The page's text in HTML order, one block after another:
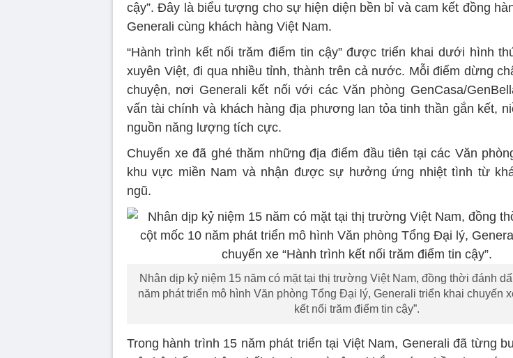
cậy”. Đây là biểu tượng cho sự hiện diện bền bỉ và cam kết đồng
Generali cùng khách hàng Việt Nam.
“Hành trình kết nối trăm điểm tin cậy” được triển khai dưới hình
xuyên Việt, đi qua nhiều tỉnh, thành trên cả nước. Mỗi điểm dừng
chuyện, nơi Generali kết nối với các Văn phòng GenCasa/
vấn tài chính và khách hàng địa phương lan tỏa tinh thần gắn kết,
nguồn năng lượng tích cực.
Chuyến xe đã ghé thăm những địa điểm đầu tiên tại các Văn
khu vực miền Nam và nhận được sự hưởng ứng nhiệt tình từ
ngũ.
Nhân dịp kỷ niệm 15 năm có mặt tại thị trường Việt Nam, đồng thời đánh
năm phát triển mô hình Văn phòng Tổng Đại lý, Generali triển khai chuyến
kết nối trăm điểm tin cậy”.
Trong hành trình 15 năm phát triển tại Việt Nam, Generali đã từng